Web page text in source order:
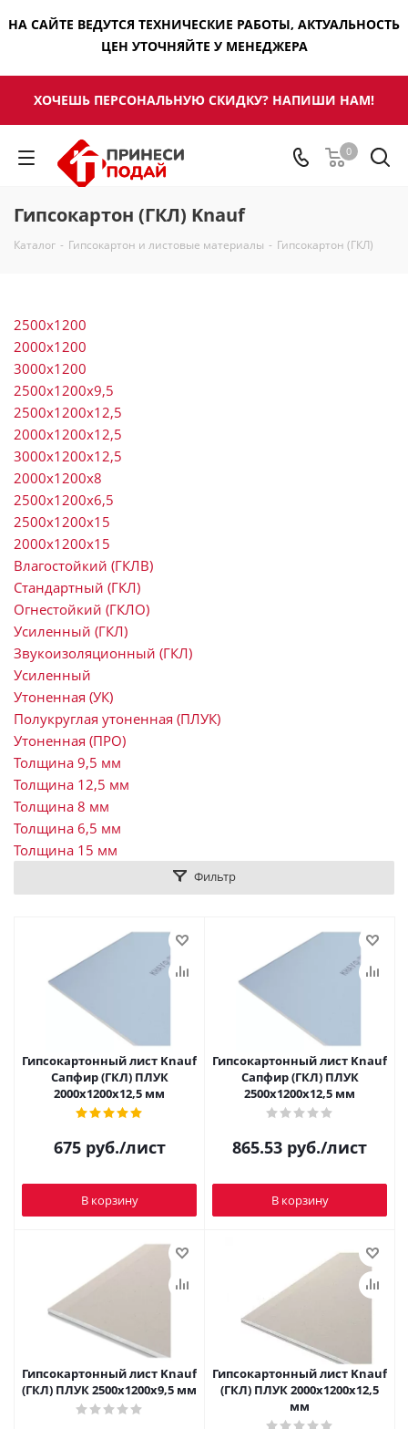
НА САЙТЕ ВЕДУТСЯ ТЕХНИЧЕСКИЕ РАБОТЫ, АКТУАЛЬНОСТЬ
ЦЕН УТОЧНЯЙТЕ У МЕНЕДЖЕРА
ХОЧЕШЬ ПЕРСОНАЛЬНУЮ СКИДКУ? НАПИШИ НАМ!
0
Гипсокартон (ГКЛ) Knauf
Каталог - Гипсокартон и листовые материалы - Гипсокартон (ГКЛ)
2500х1200
2000х1200
3000х1200
2500х1200х9,5
2500х1200х12,5
2000х1200х12,5
3000х1200х12,5
2000х1200х8
2500х1200х6,5
2500х1200х15
2000х1200х15
Влагостойкий (ГКЛВ)
Стандартный (ГКЛ)
Огнестойкий (ГКЛО)
Усиленный (ГКЛ)
Звукоизоляционный (ГКЛ)
Усиленный
Утоненная (УК)
Полукруглая утоненная (ПЛУК)
Утоненная (ПРО)
Толщина 9,5 мм
Толщина 12,5 мм
Толщина 8 мм
Толщина 6,5 мм
Толщина 15 мм
Фильтр
Гипсокартонный лист Knauf
Сапфир (ГКЛ) ПЛУК
2000x1200х12,5 мм
675руб./лист
В корзину
Гипсокартонный лист Knauf
Сапфир (ГКЛ) ПЛУК
2500x1200х12,5 мм
865.53 руб./лист
В корзину
Гипсокартонный лист Knauf
(ГКЛ) ПЛУК 2500x1200х9,5 мм
Гипсокартонный лист Knauf
(ГКЛ) ПЛУК 2000x1200х12,5
мм